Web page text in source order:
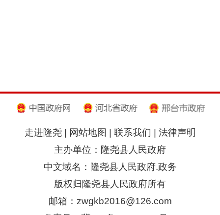
走进隆尧| 网站地图 联系我们
法律声明
主办单位：隆尧县人民政府
中文域名：隆尧县人民政府.政务
版权归隆尧县人民政府所有
邮箱：zwgkb2016@126.com